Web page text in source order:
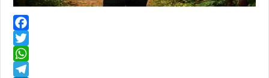
Facebook
Twitter
WhatsApp